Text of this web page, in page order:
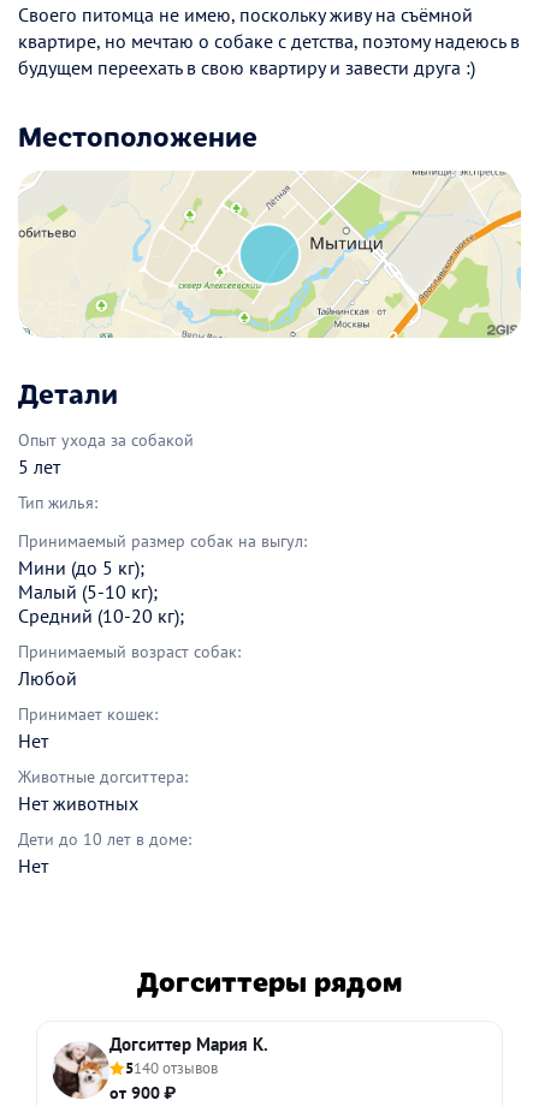
Своего питомца не имею, поскольку живу на съёмной
квартире, но мечтаю о собаке с детства, поэтому надеюсь в
будущем переехать в свою квартиру и завести друга :)
Местоположение
Детали
Опыт ухода за собакой
5 лет
Тип жилья:
Принимаемый размер собак на выгул:
Мини (до 5 кг);
Малый (5-10 кг);
Средний (10-20 кг);
Принимаемый возраст собак:
Любой
Принимает кошек:
Нет
Животные догситтера:
Нет животных
Дети до 10 лет в доме:
Нет
Догситтеры рядом
Догситтер Мария К.
5140 отзывов
от 900 ₽